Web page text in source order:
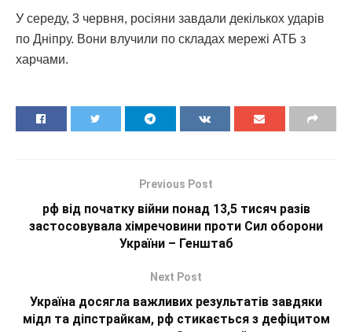
У середу, 3 червня, росіяни завдали декількох ударів
по Дніпру. Вони влучили по складах мережі АТБ з
харчами.
Previous Post
рф від початку війни понад 13,5 тисяч разів
застосовувала хімречовини проти Сил оборони
України – Генштаб
Next Post
Україна досягла важливих результатів завдяки
мідл та діпстрайкам, рф стикається з дефіцитом